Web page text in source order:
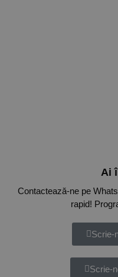
Ai
Contactează-ne pe
rapid!
Scrie-
Scrie-